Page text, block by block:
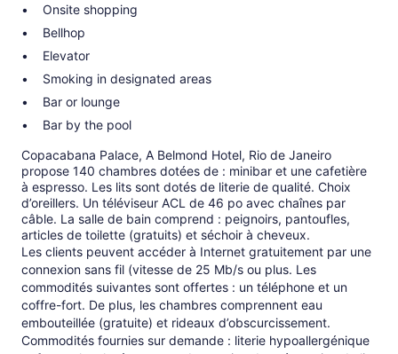
Onsite shopping
Bellhop
Elevator
Smoking in designated areas
Bar or lounge
Bar by the pool
Copacabana Palace, A Belmond Hotel, Rio de Janeiro
propose 140 chambres dotées de : minibar et une cafetière
à espresso. Les lits sont dotés de literie de qualité. Choix
d’oreillers. Un téléviseur ACL de 46 po avec chaînes par
câble. La salle de bain comprend : peignoirs, pantoufles,
articles de toilette (gratuits) et séchoir à cheveux.
Les clients peuvent accéder à Internet gratuitement par une
connexion sans fil (vitesse de 25 Mb/s ou plus. Les
commodités suivantes sont offertes : un téléphone et un
coffre-fort. De plus, les chambres comprennent eau
embouteillée (gratuite) et rideaux d’obscurcissement.
Commodités fournies sur demande : literie hypoallergénique